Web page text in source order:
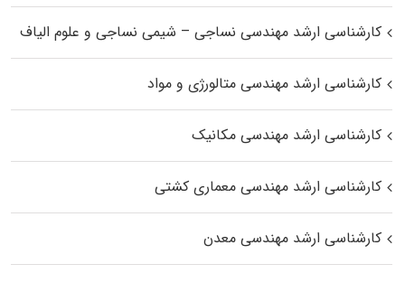
کارشناسی ارشد مهندسی نساجی – شیمی نساجی و علوم الیاف
کارشناسی ارشد مهندسی متالورژی و مواد
کارشناسی ارشد مهندسی مکانیک
کارشناسی ارشد مهندسی معماری کشتی
کارشناسی ارشد مهندسی معدن